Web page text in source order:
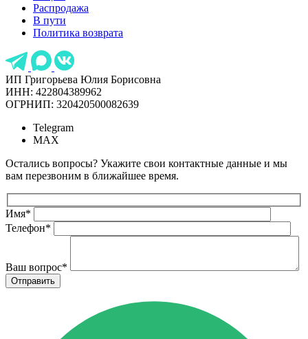
Распродажа
В пути
Политика возврата
ИП Григорьева Юлия Борисовна
ИНН: 422804389962
ОГРНИП: 320420500082639
Telegram
MAX
Остались вопросы? Укажите свои контактные данные и мы
вам перезвоним в ближайшее время.
Имя*
Телефон*
Ваш вопрос*